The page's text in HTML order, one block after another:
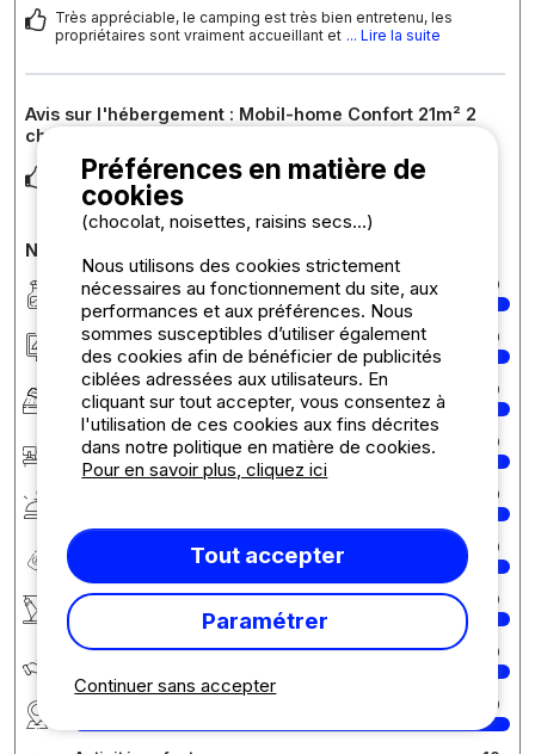
Très appréciable, le camping est très bien entretenu, les
propriétaires sont vraiment accueillant et ... Lire la suite
Avis sur l'hébergement : Mobil-home Confort 21m² 2
chambres - climatisé
Propre et fonctionnel
Notes détaillées du camping
Propreté 10
Hébergement/Emplacement 10
Confort 10
Accueil 10
10
Rapport qualité/prix 10
Activités / Animations 10
Écologie développement durable 10
10
Continuer sans accepter
Préférences en matière de
cookies
(chocolat, noisettes, raisins secs...)
Nous utilisons des cookies strictement
nécessaires au fonctionnement du site, aux
performances et aux préférences. Nous
sommes susceptibles d’utiliser également
des cookies afin de bénéficier de publicités
ciblées adressées aux utilisateurs. En
cliquant sur tout accepter, vous consentez à
l'utilisation de ces cookies aux fins décrites
dans notre politique en matière de cookies.
Pour en savoir plus, cliquez ici
Tout accepter
Paramétrer